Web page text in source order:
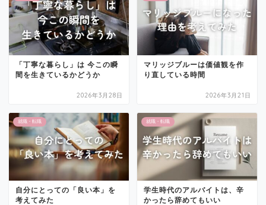
「丁寧な暮らし」は 今この瞬
間を生きているかどうか
2026年3月28日
マリッジブルーは価値観を作
り直している時間
2026年3月21日
就職・転職
自分にとっての「良い本」を
考えてみた
就職・転職
学生時代のアルバイトは、辛
かったら辞めてもいい